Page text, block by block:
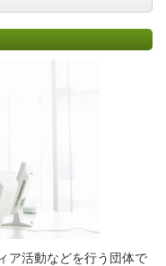
ア活動などを行う団体で